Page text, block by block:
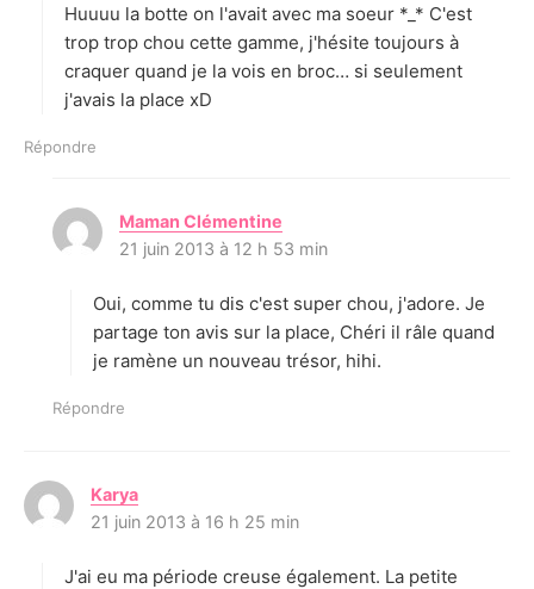
:
Huuuu la botte on l'avait avec ma soeur *_* C'est
trop trop chou cette gamme, j'hésite toujours à
craquer quand je la vois en broc… si seulement
j'avais la place xD
Répondre
Maman Clémentine
i
:
21 juin 2013 à 12 h 53 min
Oui, comme tu dis c'est super chou, j'adore. Je
partage ton avis sur la place, Chéri il râle quand
je ramène un nouveau trésor, hihi.
Répondre
Karya
i
:
21 juin 2013 à 16 h 25 min
J'ai eu ma période creuse également. La petite